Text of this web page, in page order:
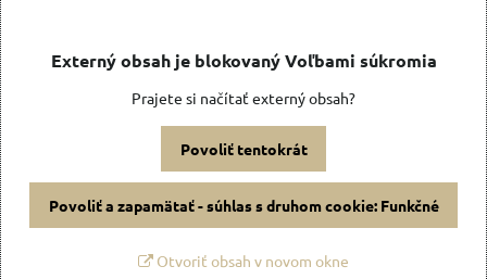
Externý obsah je blokovaný Voľbami súkromia
Prajete si načítať externý obsah?
Povoliť tentokrát
Povoliť a zapamätať - súhlas s druhom cookie: Funkčné
Otvoriť obsah v novom okne